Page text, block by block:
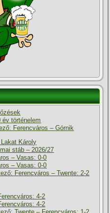
év történelem
Ferencváros – Górnik
Károly
stáb – 2026/27
– Vasas: 0-0
– Vasas: 0-0
Ferencváros – Twente: 2-2
4-2
4-2